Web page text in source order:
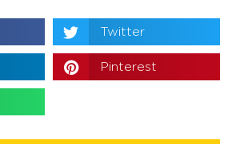
Twitter
Pinterest